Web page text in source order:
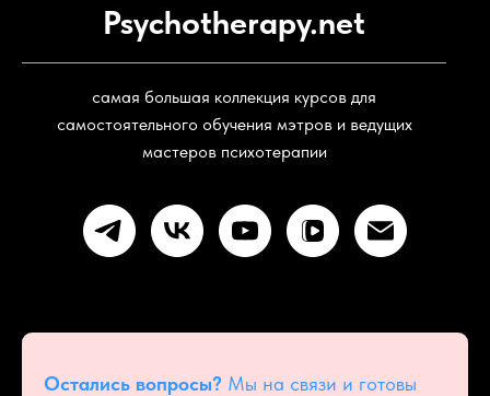
Psychotherapy.net
самая большая коллекция курсов для
самостоятельного обучения мэтров и ведущих
мастеров психотерапии
Остались вопросы? Мы на связи и готовы